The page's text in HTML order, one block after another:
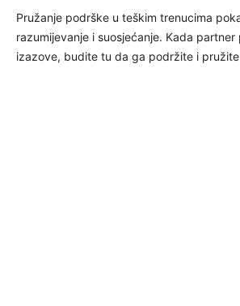
Pružanje podrške u teškim trenucima
razumijevanje i suosjećanje. Kada partner
izazove, budite tu da ga podržite i